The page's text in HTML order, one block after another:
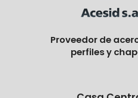
Proveedor de
perfiles y